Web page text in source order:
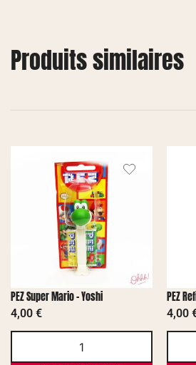
Produits similaires
PEZ Super Mario – Yoshi
4,00 €
PEZ
4,00